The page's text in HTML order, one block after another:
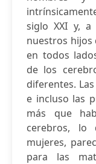
siglo XXI y,
nuestros hijos
en todos
de los
diferentes.
e incluso las
más que
cerebros, lo
mujeres,
para las